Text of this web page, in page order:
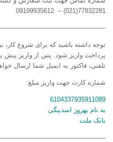
77832281(021) – 09199935612
توجه داشته باشید که برای شروع کار،
پرداخت واریز شود. پس از واریز پیش
تلفنی، فاکتور به ایمیل شما ارسال
شماره کارت جهت واریز مبلغ:
6104337935911089
به نام بهروز اسدبیگی
بانک ملت